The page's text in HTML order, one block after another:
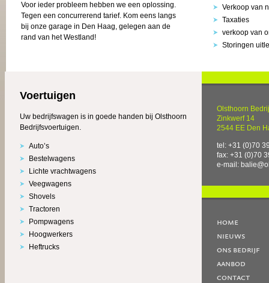
Voor ieder probleem hebben we een oplossing.
Tegen een concurrerend tarief. Kom eens langs
bij onze garage in Den Haag, gelegen aan de
rand van het Westland!
Verkoop van
Taxaties
verkoop van
Storingen
Voertuigen
Uw bedrijfswagen is in goede handen bij Olsthoorn
Bedrijfsvoertuigen.
Auto’s
Bestelwagens
Lichte vrachtwagens
Veegwagens
Shovels
Tractoren
Pompwagens
Hoogwerkers
Heftrucks
Olsthoorn
Zinkwerf 14
2544 EE Den
tel: +31 (0)70
fax: +31 (0)70
e-mail:
home
nieuws
ons bedrijf
aanbod
contact